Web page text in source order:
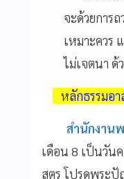
จะด้วยการ
เหมาะควร
ไม่เจตนา ด้
หลักธรรมอ
สำนักงาน
เดือน 8 เป็นวัน
สูตร โปรดพระ